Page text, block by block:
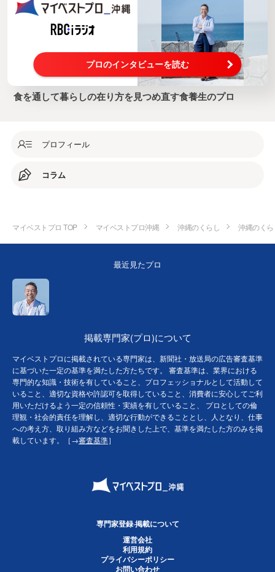
プロのインタビューを読む
食を通して暮らしの在り方を見つめ直す食養生のプロ
プロフィール
コラム
マイベストプロ TOP マイベストプロ沖縄 沖縄のくらし 沖縄のく
最近見たプロ
掲載専門家(プロ)について
マイベストプロに掲載されている専門家は、新聞社・放送局の広告審査基準
に基づいた一定の基準を満たした方たちです。 審査基準は、業界における
専門的な知識・技術を有していること、プロフェッショナルとして活動して
いること、適切な資格や許認可を取得していること、消費者に安心してご利
用いただけるよう一定の信頼性・実績を有していること、 プロとしての倫
理観・社会的責任を理解し、適切な行動ができることとし、人となり、仕事
への考え方、取り組み方などをお聞きした上で、基準を満たした方のみを掲
載しています。［→審査基準］
専門家登録·掲載について
運営会社
利用規約
プライバシーポリシー
お問い合わせ